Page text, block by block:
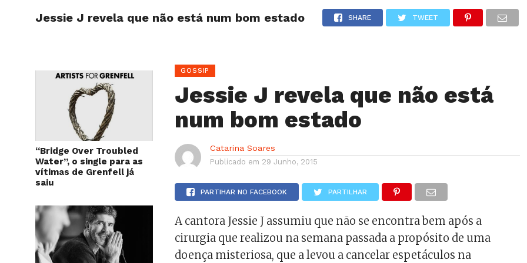
HOME NOTÍCIAS GOSSIP FUTEBOL AGENDA
Jessie J revela que não está num bom estado SHARE TWEET
“Bridge Over Troubled
Water”, o single para as
vítimas de Grenfell já
saiu
GOSSIP
Jessie J revela que não está
num bom estado
Catarina Soares
Publicado em 29 Junho, 2015
PARTIHAR NO FACEBOOK PARTILHAR
A cantora Jessie J assumiu que não se encontra bem após a
cirurgia que realizou na semana passada a propósito de uma
doença misteriosa, que a levou a cancelar espetáculos na